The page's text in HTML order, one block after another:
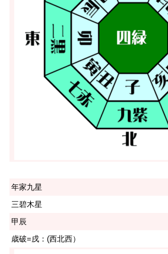
年家九星
三碧木星
甲辰
歳破=戌：(西北西）